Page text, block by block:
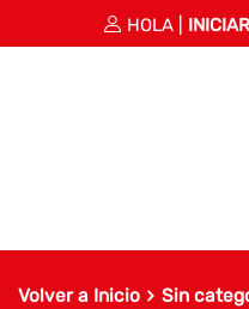
HOLA |
Volver a Inicio Sin